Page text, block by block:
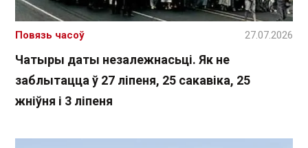
Чатыры даты незалежнасьці. Як не
заблытацца ў 27 ліпеня, 25 сакавіка, 25
жніўня і 3 ліпеня
Повязь часоў 27.07.2026